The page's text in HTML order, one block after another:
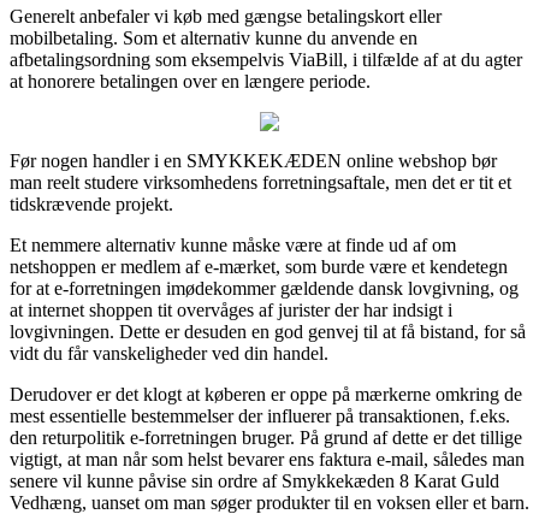
Generelt anbefaler vi køb med gængse betalingskort eller
mobilbetaling. Som et alternativ kunne du anvende en
afbetalingsordning som eksempelvis ViaBill, i tilfælde af at du agter
at honorere betalingen over en længere periode.
Før nogen handler i en SMYKKEKÆDEN online webshop bør
man reelt studere virksomhedens forretningsaftale, men det er tit et
tidskrævende projekt.
Et nemmere alternativ kunne måske være at finde ud af om
netshoppen er medlem af e-mærket, som burde være et kendetegn
for at e-forretningen imødekommer gældende dansk lovgivning, og
at internet shoppen tit overvåges af jurister der har indsigt i
lovgivningen. Dette er desuden en god genvej til at få bistand, for så
vidt du får vanskeligheder ved din handel.
Derudover er det klogt at køberen er oppe på mærkerne omkring de
mest essentielle bestemmelser der influerer på transaktionen, f.eks.
den returpolitik e-forretningen bruger. På grund af dette er det tillige
vigtigt, at man når som helst bevarer ens faktura e-mail, således man
senere vil kunne påvise sin ordre af Smykkekæden 8 Karat Guld
Vedhæng, uanset om man søger produkter til en voksen eller et barn.